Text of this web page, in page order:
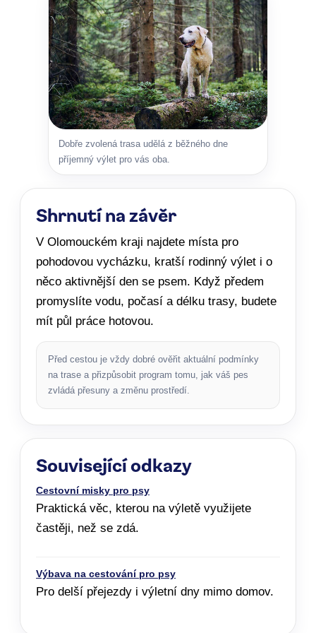
Dobře zvolená trasa udělá z běžného dne
příjemný výlet pro vás oba.
Shrnutí na závěr
V Olomouckém kraji najdete místa pro
pohodovou vycházku, kratší rodinný výlet i o
něco aktivnější den se psem. Když předem
promyslíte vodu, počasí a délku trasy, budete
mít půl práce hotovou.
Před cestou je vždy dobré ověřit aktuální podmínky
na trase a přizpůsobit program tomu, jak váš pes
zvládá přesuny a změnu prostředí.
Související odkazy
Cestovní misky pro psy
Praktická věc, kterou na výletě využijete
častěji, než se zdá.
Výbava na cestování pro psy
Pro delší přejezdy i výletní dny mimo domov.